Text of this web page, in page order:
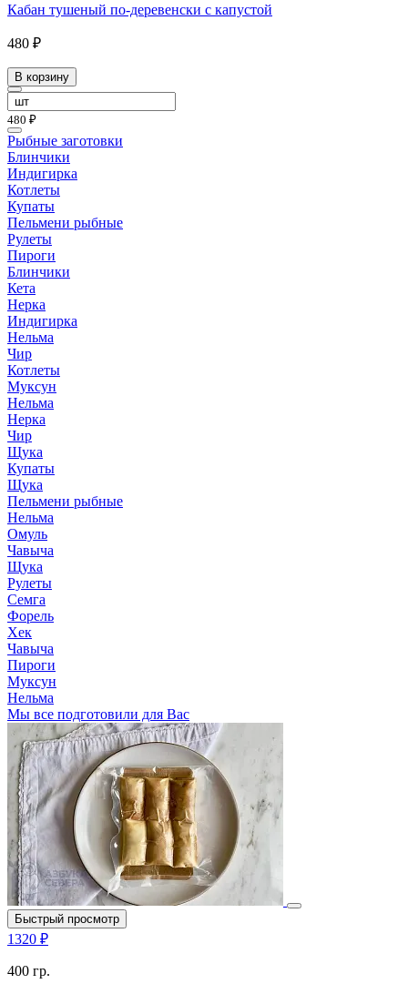
Кабан тушеный по-деревенски с капустой
480 ₽
В корзину
480 ₽
Рыбные заготовки
Блинчики
Индигирка
Котлеты
Купаты
Пельмени рыбные
Рулеты
Пироги
Блинчики
Кета
Нерка
Индигирка
Нельма
Чир
Котлеты
Муксун
Нельма
Нерка
Чир
Щука
Купаты
Щука
Пельмени рыбные
Нельма
Омуль
Чавыча
Щука
Рулеты
Семга
Форель
Хек
Чавыча
Пироги
Муксун
Нельма
Мы все подготовили для Вас
Быстрый просмотр
1320 ₽
400 гр.